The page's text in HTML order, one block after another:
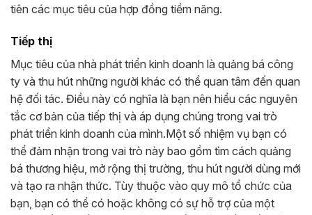
tiên các mục tiêu của hợp đồng tiềm năng.
Tiếp thị
Mục tiêu của nhà phát triển kinh doanh là quảng bá công
ty và thu hút những người khác có thể quan tâm đến quan
hệ đối tác. Điều này có nghĩa là bạn nên hiểu các nguyên
tắc cơ bản của tiếp thị và áp dụng chúng trong vai trò
phát triển kinh doanh của mình.Một số nhiệm vụ bạn có
thể đảm nhận trong vai trò này bao gồm tìm cách quảng
bá thương hiệu, mở rộng thị trường, thu hút người dùng mới
và tạo ra nhận thức. Tùy thuộc vào quy mô tổ chức của
bạn, bạn có thể có hoặc không có sự hỗ trợ của một